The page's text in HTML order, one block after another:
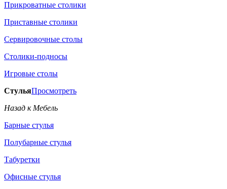
Прикроватные столики
Приставные столики
Сервировочные столы
Столики-подносы
Игровые столы
СтульяПросмотреть
Назад к Мебель
Барные стулья
Полубарные стулья
Табуретки
Офисные стулья